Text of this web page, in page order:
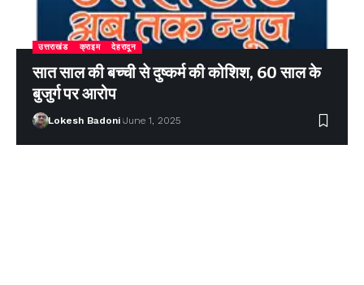
उत्तराखंड क्राइम देहरादून
सात साल की बच्ची से दुष्कर्म की कोशिश, 60 साल के
बुजुर्ग पर आरोप
Lokesh Badoni June 1, 2025